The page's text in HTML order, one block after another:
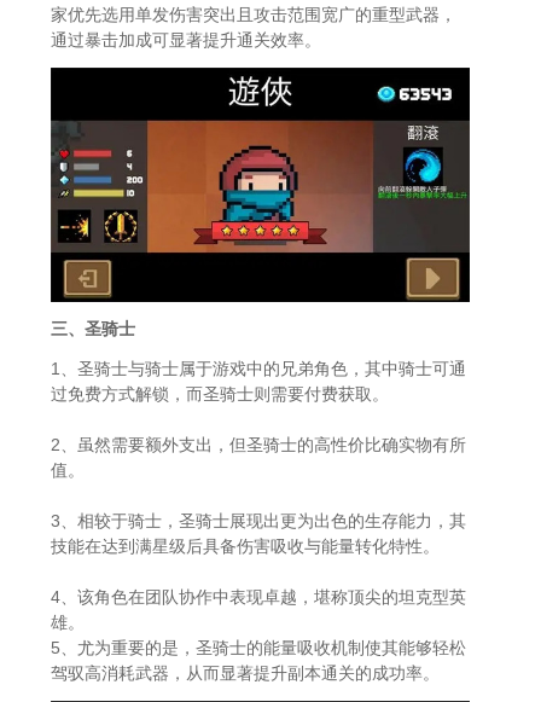
家优先选用单发伤害突出且攻击范围宽广的重型武器，
通过暴击加成可显著提升通关效率。
三、圣骑士
1、圣骑士与骑士属于游戏中的兄弟角色，其中骑士可通
过免费方式解锁，而圣骑士则需要付费获取。
2、虽然需要额外支出，但圣骑士的高性价比确实物有所
值。
3、相较于骑士，圣骑士展现出更为出色的生存能力，其
技能在达到满星级后具备伤害吸收与能量转化特性。
4、该角色在团队协作中表现卓越，堪称顶尖的坦克型英
雄。
5、尤为重要的是，圣骑士的能量吸收机制使其能够轻松
驾驭高消耗武器，从而显著提升副本通关的成功率。